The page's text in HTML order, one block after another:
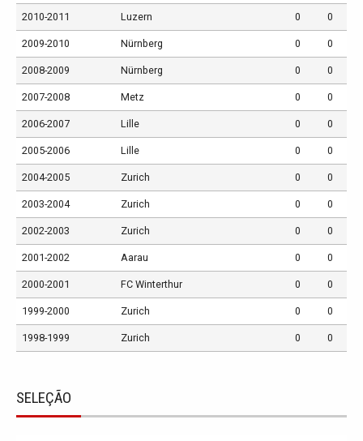
2010-2011 Luzern 0 0
2009-2010 Nürnberg 0 0
2008-2009 Nürnberg 0 0
2007-2008 Metz 0 0
2006-2007 Lille 0 0
2005-2006 Lille 0 0
2004-2005 Zurich 0 0
2003-2004 Zurich 0 0
2002-2003 Zurich 0 0
2001-2002 Aarau 0 0
2000-2001 FC Winterthur 0 0
1999-2000 Zurich 0 0
1998-1999 Zurich 0 0
SELEÇÃO